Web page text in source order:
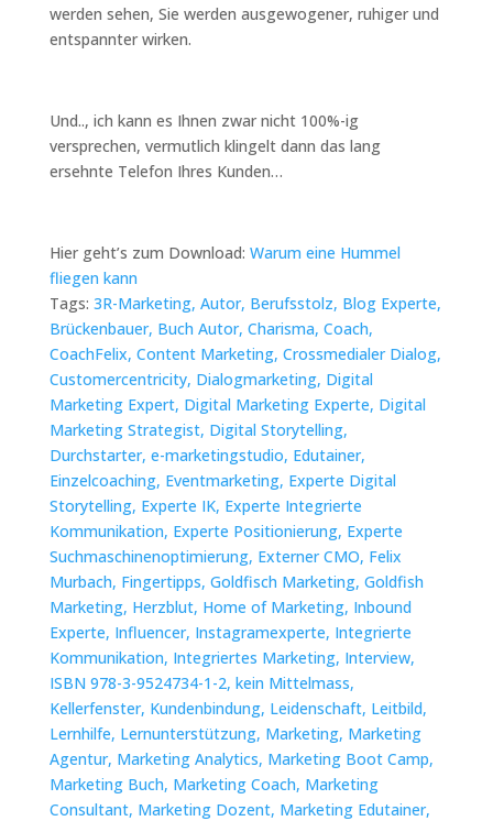
werden sehen, Sie werden ausgewogener, ruhiger und
entspannter wirken.
Und.., ich kann es Ihnen zwar nicht 100%-ig
versprechen, vermutlich klingelt dann das lang
ersehnte Telefon Ihres Kunden…
Hier geht’s zum Download: Warum eine Hummel
fliegen kann
Tags: 3R-Marketing, Autor, Berufsstolz, Blog Experte,
Brückenbauer, Buch Autor, Charisma, Coach,
CoachFelix, Content Marketing, Crossmedialer Dialog,
Customercentricity, Dialogmarketing, Digital
Marketing Expert, Digital Marketing Experte, Digital
Marketing Strategist, Digital Storytelling,
Durchstarter, e-marketingstudio, Edutainer,
Einzelcoaching, Eventmarketing, Experte Digital
Storytelling, Experte IK, Experte Integrierte
Kommunikation, Experte Positionierung, Experte
Suchmaschinenoptimierung, Externer CMO, Felix
Murbach, Fingertipps, Goldfisch Marketing, Goldfish
Marketing, Herzblut, Home of Marketing, Inbound
Experte, Influencer, Instagramexperte, Integrierte
Kommunikation, Integriertes Marketing, Interview,
ISBN 978-3-9524734-1-2, kein Mittelmass,
Kellerfenster, Kundenbindung, Leidenschaft, Leitbild,
Lernhilfe, Lernunterstützung, Marketing, Marketing
Agentur, Marketing Analytics, Marketing Boot Camp,
Marketing Buch, Marketing Coach, Marketing
Consultant, Marketing Dozent, Marketing Edutainer,